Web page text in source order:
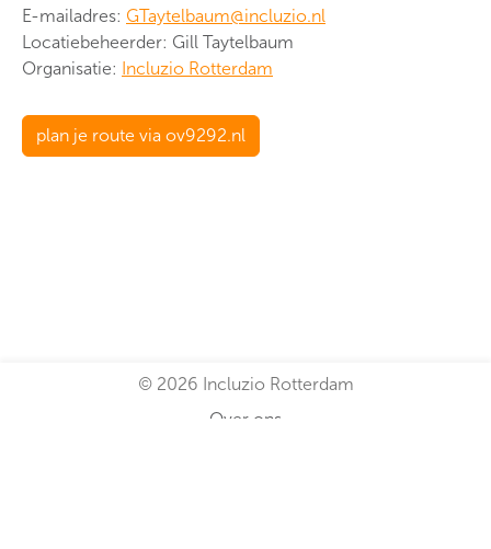
E-mailadres: GTaytelbaum@incluzio.nl
Locatiebeheerder: Gill Taytelbaum
Organisatie:
Incluzio Rotterdam
plan je route via ov9292.nl
© 2026 Incluzio Rotterdam
Over ons